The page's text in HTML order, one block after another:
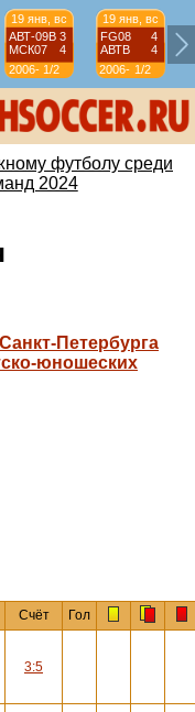
19 янв, вс
АВТ-09B 3
МСК07
4
2006-
07
1/2
19 янв, вс
FG08
4
АВТВ
4
2006-
07
1/2
футболу среди
2024
Петербурга
юношеских
Счёт Гол
3:5